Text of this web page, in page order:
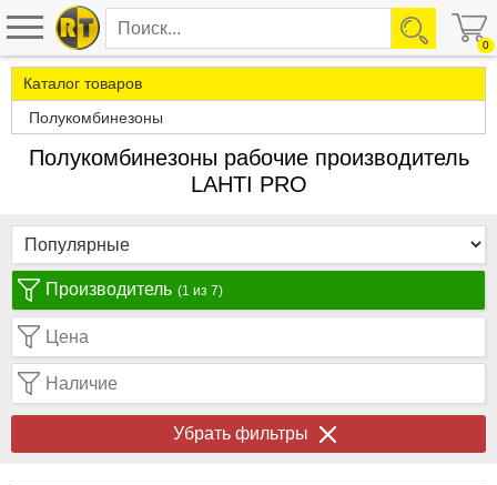
0
Каталог товаров
Полукомбинезоны
Полукомбинезоны рабочие производитель
LAHTI PRO
Производитель (1 из 7)
Цена
Наличие
Убрать фильтры